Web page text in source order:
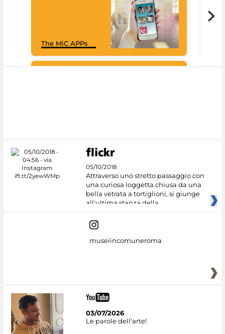
The MiC APPs
05/10/2018
Attraverso uno stretto passaggio con
una curiosa loggetta chiusa da una
bella vetrata a tortiglioni, si giunge
all'ultima stanza della
museiincomuneroma
03/07/2026
Le parole dell'arte!